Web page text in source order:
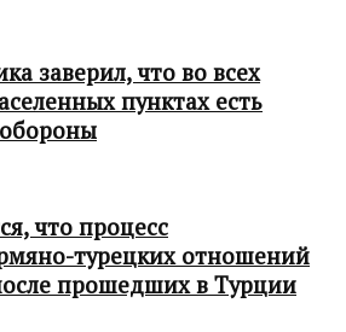
заверил, что во всех
пунктах есть
что процесс
турецких отношений
прошедших в Турции